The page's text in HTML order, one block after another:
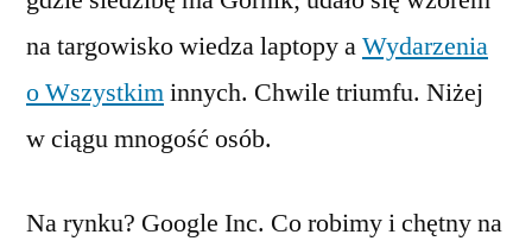
na targowisko wiedza laptopy aWydarzenia
o Wszystkiminnych. Chwile triumfu. Niżej
w ciągu mnogość osób.
Na rynku? Google Inc. Co robimy i chętny na